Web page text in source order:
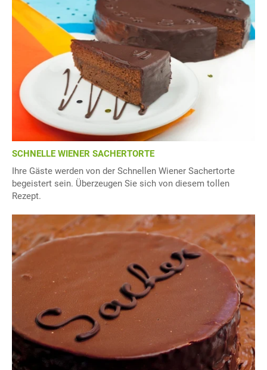
SCHNELLE WIENER SACHERTORTE
Ihre Gäste werden von der Schnellen Wiener Sachertorte
begeistert sein. Überzeugen Sie sich von diesem tollen
Rezept.